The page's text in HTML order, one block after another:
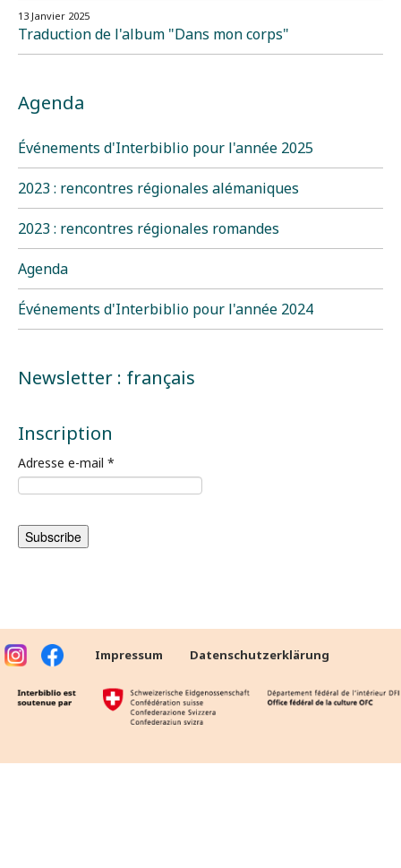
13 Janvier 2025
Traduction de l'album "Dans mon corps"
Agenda
Événements d'Interbiblio pour l'année 2025
2023 : rencontres régionales alémaniques
2023 : rencontres régionales romandes
Agenda
Événements d'Interbiblio pour l'année 2024
Newsletter : français
Inscription
Adresse e-mail *
Impressum Datenschutzerklärung